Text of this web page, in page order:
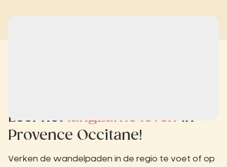
Leef het langzame leven in
Provence Occitane!
Verken de wandelpaden in de regio te voet of op